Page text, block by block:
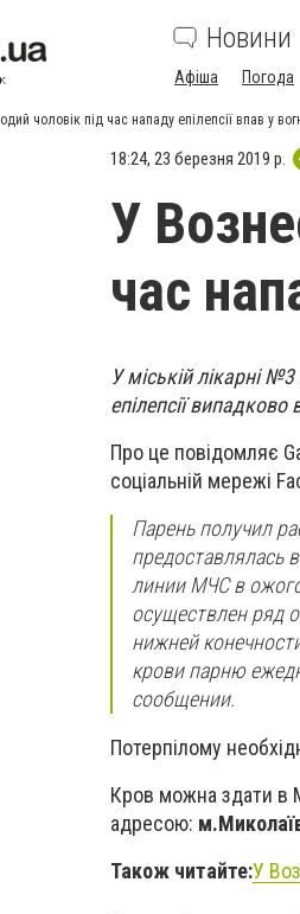
Новини
Афіша Погода
чоловік під час нападу епілепсії впав у
18:24, 23 березня 2019 р.
У
час
У міській лікарні
епілепсії
Про це повідомляє
соціальній мережі
Парень получил
предоставлялась
линии МЧС в
осуществлен ряд
нижней
крови парню
сообщении.
Потерпілому
Кров можна здати в
адресою:
Також читайте:У